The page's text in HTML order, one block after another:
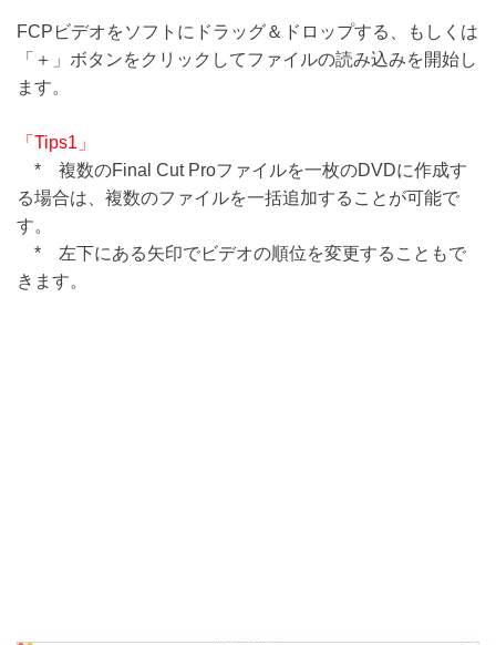
FCPビデオをソフトにドラッグ＆ドロップする、もしくは
「＋」ボタンをクリックしてファイルの読み込みを開始し
ます。
「Tips1」
* 複数のFinal Cut Proファイルを一枚のDVDに作成す
る場合は、複数のファイルを一括追加することが可能で
す。
* 左下にある矢印でビデオの順位を変更することもで
きます。